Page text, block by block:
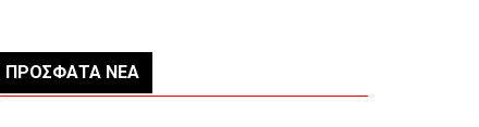
ΠΡΌΣΦΑΤΑ ΝΈΑ